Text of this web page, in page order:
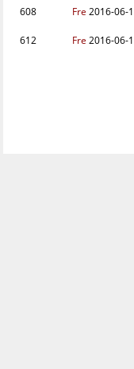
608
Fre 2016-06-
612
Fre 2016-06-